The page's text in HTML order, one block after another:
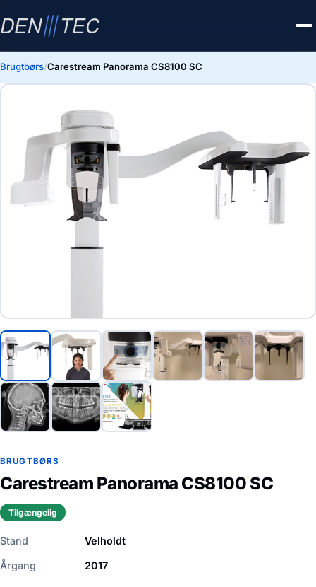
Brugtbørs/Carestream Panorama CS8100 SC
BRUGTBØRS
Carestream Panorama CS8100 SC
Tilgængelig
Stand Velholdt
Årgang 2017